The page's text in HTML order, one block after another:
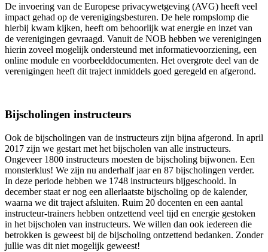
De invoering van de Europese privacywetgeving (AVG) heeft veel
impact gehad op de verenigingsbesturen. De hele rompslomp die
hierbij kwam kijken, heeft om behoorlijk wat energie en inzet van
de verenigingen gevraagd. Vanuit de NOB hebben we verenigingen
hierin zoveel mogelijk ondersteund met informatievoorziening, een
online module en voorbeelddocumenten. Het overgrote deel van de
verenigingen heeft dit traject inmiddels goed geregeld en afgerond.
Bijscholingen instructeurs
Ook de bijscholingen van de instructeurs zijn bijna afgerond. In april
2017 zijn we gestart met het bijscholen van alle instructeurs.
Ongeveer 1800 instructeurs moesten de bijscholing bijwonen. Een
monsterklus! We zijn nu anderhalf jaar en 87 bijscholingen verder.
In deze periode hebben we 1748 instructeurs bijgeschoold. In
december staat er nog een allerlaatste bijscholing op de kalender,
waarna we dit traject afsluiten. Ruim 20 docenten en een aantal
instructeur-trainers hebben ontzettend veel tijd en energie gestoken
in het bijscholen van instructeurs. We willen dan ook iedereen die
betrokken is geweest bij de bijscholing ontzettend bedanken. Zonder
jullie was dit niet mogelijk geweest!